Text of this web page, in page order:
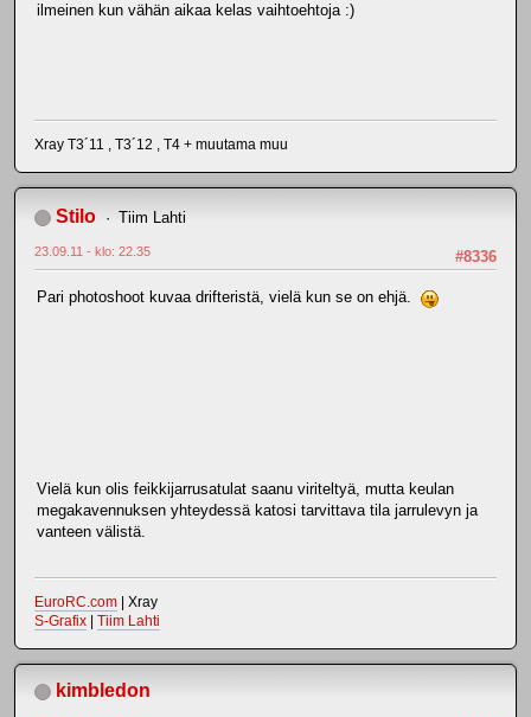
ilmeinen kun vähän aikaa kelas vaihtoehtoja :)
Xray T3´11 , T3´12 , T4 + muutama muu
Stilo Tiim Lahti
#8336
23.09.11 - klo: 22.35
Pari photoshoot kuvaa drifteristä, vielä kun se on ehjä.
Vielä kun olis feikkijarrusatulat saanu viriteltyä, mutta keulan
megakavennuksen yhteydessä katosi tarvittava tila jarrulevyn ja
vanteen välistä.
EuroRC.com | Xray
S-Grafix
Tiim Lahti
kimbledon